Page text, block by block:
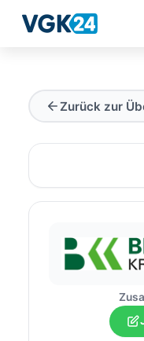
Zurück zur